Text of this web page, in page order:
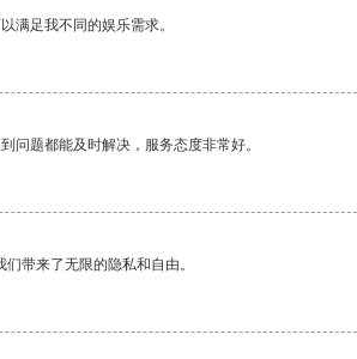
满足我不同的娱乐需求。
问题都能及时解决，服务态度非常好。
带来了无限的隐私和自由。